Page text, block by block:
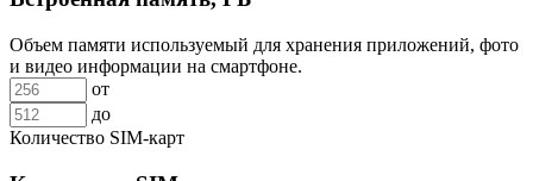
Объем памяти используемый для хранения приложений, фото
и видео информации на смартфоне.
от
до
Количество SIM-карт